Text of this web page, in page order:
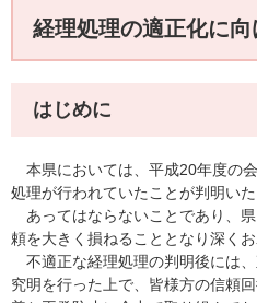
経理処理の適正化に向
はじめに
本県においては、平成20年度の
処理が行われていたことが判明いた
あってはならないことであり、
頼を大きく損ねることとなり深くお
不適正な経理処理の判明後には
究明を行った上で、皆様方の信頼